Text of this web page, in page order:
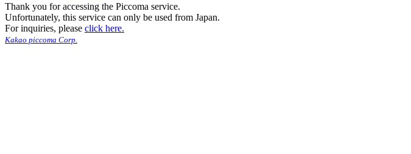
Thank you for accessing the Piccoma service.
Unfortunately, this service can only be used from Japan.
For inquiries, please click here.
Kakao piccoma Corp.